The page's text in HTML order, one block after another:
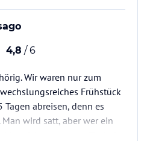
4,8 / 6
Wir waren nur zum
Frühstück
abreisen, denn es
wird satt, aber wer ein